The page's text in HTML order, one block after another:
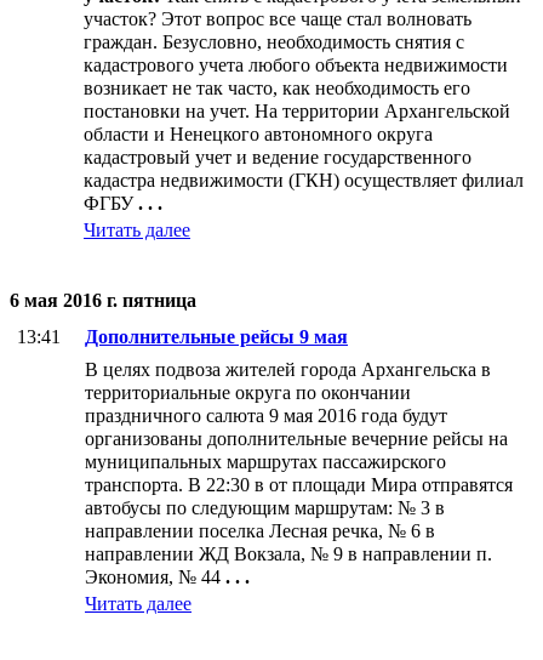
участок? Этот вопрос все чаще стал волновать
граждан. Безусловно, необходимость снятия с
кадастрового учета любого объекта недвижимости
возникает не так часто, как необходимость его
постановки на учет. На территории Архангельской
области и Ненецкого автономного округа
кадастровый учет и ведение государственного
кадастра недвижимости (ГКН) осуществляет филиал
ФГБУ. . .
Читать далее
6 мая 2016 г. пятница
13:41
Дополнительные рейсы 9 мая
В целях подвоза жителей города Архангельска в
территориальные округа по окончании
праздничного салюта 9 мая 2016 года будут
организованы дополнительные вечерние рейсы на
муниципальных маршрутах пассажирского
транспорта. В 22:30 в от площади Мира отправятся
автобусы по следующим маршрутам: № 3 в
направлении поселка Лесная речка, № 6 в
направлении ЖД Вокзала, № 9 в направлении п.
Экономия, № 44 . . .
Читать далее